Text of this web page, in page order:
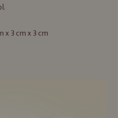
x 3 cm x 3 cm